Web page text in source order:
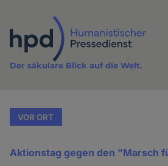
Inhalt
Der säkulare Blick auf die Welt.
VOR ORT
Aktionstag gegen den "Marsch